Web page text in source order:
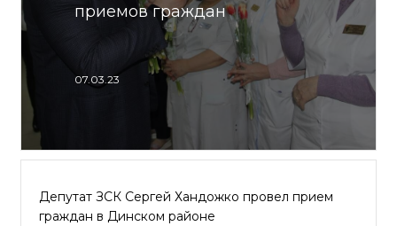
приемов граждан
07.03.23
Депутат ЗСК Сергей Хандожко провел прием
граждан в Динском районе